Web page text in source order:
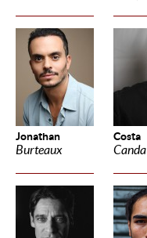
Jonathan
Burteaux
Costa
Canda